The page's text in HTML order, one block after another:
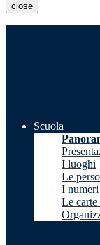
close
Scuola
I luoghi
Le
I numeri
Le carte